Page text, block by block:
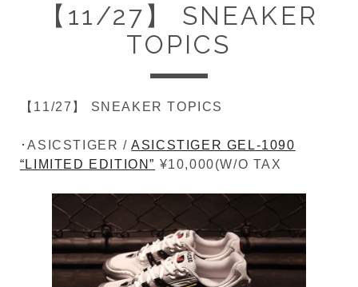
【11/27】 SNEAKER
TOPICS
【11/27】 SNEAKER TOPICS
･ASICSTIGER /ASICSTIGER GEL-1090
“LIMITED EDITION” ¥10,000(W/O TAX